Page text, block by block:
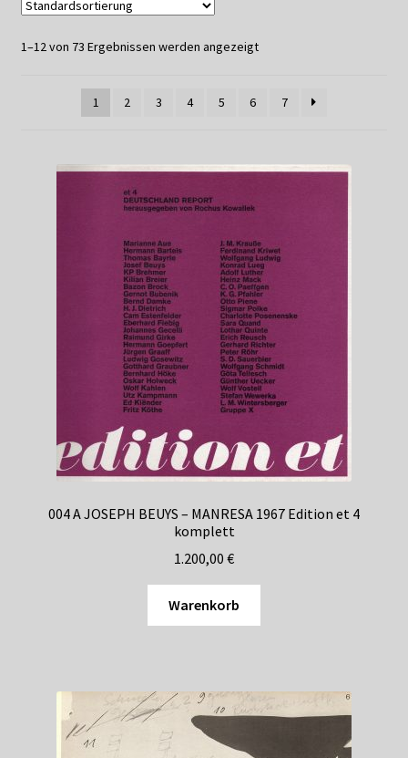
Linkliste
Suchservice
Versandkosten / Lieferung
1–12 von 73 Ergebnissen werden angezeigt
1 2 3 4 5 6 7
004 A JOSEPH BEUYS – MANRESA 1967 Edition et 4
komplett
1.200,00 €
Warenkorb